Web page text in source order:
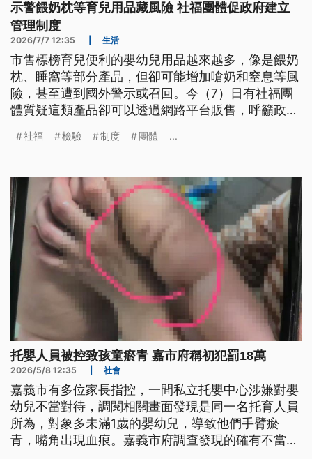
示警餵奶枕等育兒用品藏風險 社福團體促政府建立
管理制度
2026/7/7 12:35 生活
市售標榜育兒便利的嬰幼兒用品越來越多，像是餵奶
枕、睡窩等部分產品，但卻可能增加嗆奶和窒息等風
險，甚至遭到國外警示或召回。今（7）日有社福團
體質疑這類產品卻可以透過網路平台販售，呼籲政府
準，強制檢驗；衛福部則表示，會對保母及家長加強
社福 檢驗 制度 團體 ...
托嬰人員被控致孩童瘀青 嘉市府稱初犯罰18萬
2026/5/8 12:35 社會
嘉義市有多位家長指控，一間私立托嬰中心涉嫌對嬰
幼兒不當對待，調閱相關畫面發現是同一名托育人員
所為，對象多未滿1歲的嬰幼兒，導致他們手臂瘀
青，嘴角出現血痕。嘉義市府調查發現的確有不當對